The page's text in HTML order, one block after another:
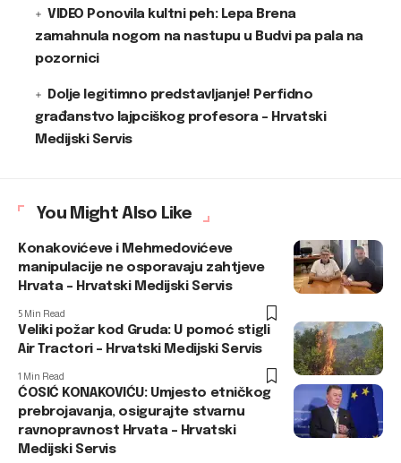
VIDEO Ponovila kultni peh: Lepa Brena
zamahnula nogom na nastupu u Budvi pa pala na
pozornici
Dolje legitimno predstavljanje! Perfidno
građanstvo lajpciškog profesora – Hrvatski
Medijski Servis
You Might Also Like
Konakovićeve i Mehmedovićeve
manipulacije ne osporavaju zahtjeve
Hrvata – Hrvatski Medijski Servis
5 Min Read
Veliki požar kod Gruda: U pomoć stigli
Air Tractori – Hrvatski Medijski Servis
1 Min Read
ĆOSIĆ KONAKOVIĆU: Umjesto etničkog
prebrojavanja, osigurajte stvarnu
ravnopravnost Hrvata – Hrvatski
Medijski Servis